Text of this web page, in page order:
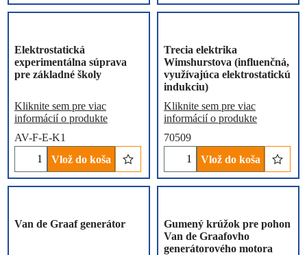
Elektrostatická
experimentálna súprava
pre základné školy
Kliknite sem pre viac
informácií o produkte
AV-F-E-K1
Vlož do koša
Trecia elektrika
Wimshurstova (influenčná,
využívajúca elektrostatickú
indukciu)
Kliknite sem pre viac
informácií o produkte
70509
Vlož do koša
Van de Graaf generátor
Gumený krúžok pre pohon
Van de Graafovho
generátorového motora